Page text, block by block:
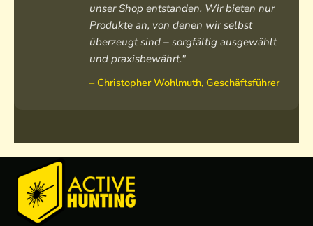
unser Shop entstanden. Wir bieten nur
Produkte an, von denen wir selbst
überzeugt sind – sorgfältig ausgewählt
und praxisbewährt."
– Christopher Wohlmuth, Geschäftsführer